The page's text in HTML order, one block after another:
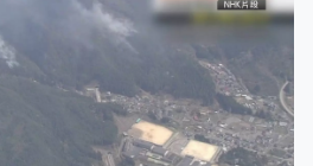
，今次調查被外界視為特朗普報
比亞特區聯邦檢察官皮羅指，已
，改為由聯儲局監察長內部調查
超支問題，強調有必要時毫不猶
爾去年6月就工程計劃在參議院
朗普之後更罕有聯同鮑威爾視察